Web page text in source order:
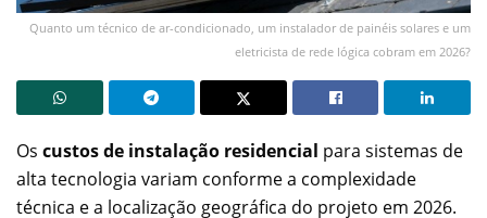
Quanto um técnico de ar-condicionado, um instalador de painéis solares e um
eletricista de rede lógica cobram em 2026?
Os custos de instalação residencial para sistemas de
alta tecnologia variam conforme a complexidade
técnica e a localização geográfica do projeto em 2026.